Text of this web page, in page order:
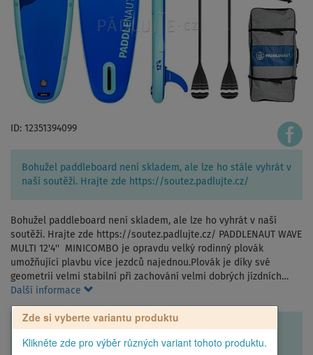
ID: 12351394099
Bohužel paddleboard není skladem, ale lze ho stále vyhrát v
naší soutěži. Hrajte zde https://soutez.padlujte.cz/
Bohužel paddleboard není skladem, ale lze ho vyhrát v naší
soutěži. Hrajte zde https://soutez.padlujte.cz/ PADDLENAUT WAVE
MULTI 12'4'' MINICOMBO je opravdu velký rodinný plovák
umožňující plavbu více jezdců najednou.Plovák je díky své
geometrii velmi stabilní při zachování velmi dobrých jízdních…
Další informace
Zde si vyberte variantu produktu
Klikněte zde pro výběr různých variant tohoto produktu.